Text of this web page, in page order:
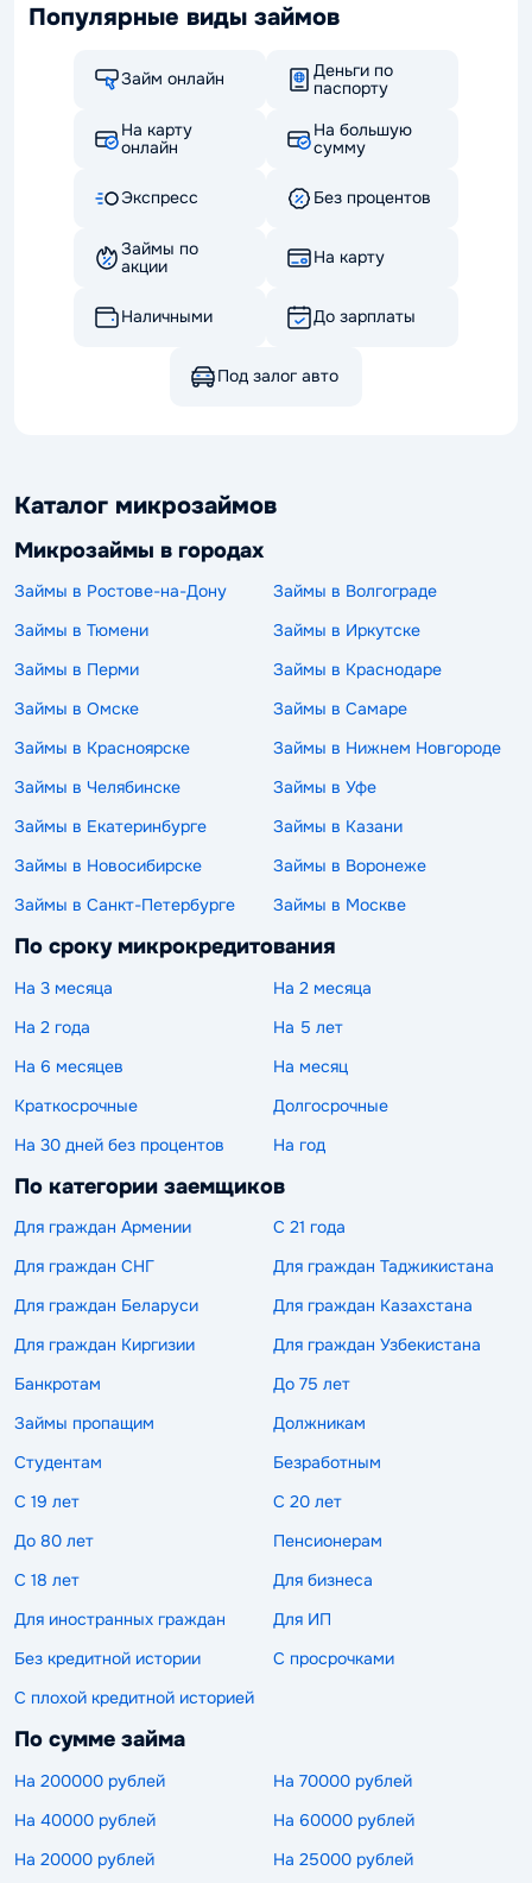
Популярные виды займов
Займ онлайн
Деньги по
паспорту
На карту
онлайн
На большую
сумму
Экспресс Без процентов
Займы по
акции
На карту
Наличными До зарплаты
Под залог авто
Каталог микрозаймов
Микрозаймы в городах
Займы в Ростове-на-Дону
Займы в Волгограде
Займы в Тюмени
Займы в Иркутске
Займы в Перми
Займы в Краснодаре
Займы в Омске
Займы в Самаре
Займы в Красноярске
Займы в Нижнем Новгороде
Займы в Челябинске
Займы в Уфе
Займы в Екатеринбурге
Займы в Казани
Займы в Новосибирске
Займы в Воронеже
Займы в Санкт-Петербурге
Займы в Москве
По сроку микрокредитования
На 3 месяца
На 2 месяца
На 2 года
На 5 лет
На 6 месяцев
На месяц
Краткосрочные
Долгосрочные
На 30 дней без процентов
На год
По категории заемщиков
Для граждан Армении
С 21 года
Для граждан СНГ
Для граждан Таджикистана
Для граждан Беларуси
Для граждан Казахстана
Для граждан Киргизии
Для граждан Узбекистана
Банкротам
До 75 лет
Займы пропащим
Должникам
Студентам
Безработным
С 19 лет
С 20 лет
До 80 лет
Пенсионерам
С 18 лет
Для бизнеса
Для иностранных граждан
Для ИП
Без кредитной истории
С просрочками
С плохой кредитной историей
По сумме займа
На 200000 рублей
На 70000 рублей
На 40000 рублей
На 60000 рублей
На 20000 рублей
На 25000 рублей